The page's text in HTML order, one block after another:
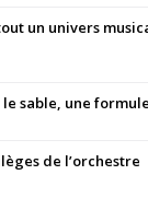
un univers
sable, une
de l’orchestre